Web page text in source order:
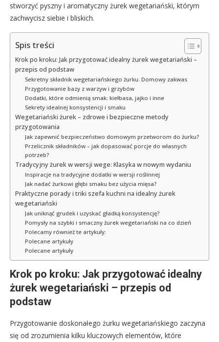
stworzyć pyszny i aromatyczny żurek wegetariański, którym
zachwycisz siebie i bliskich.
Spis treści
Krok po kroku: Jak przygotować idealny żurek wegetariański –
przepis od podstaw
Sekretny składnik wegetariańskiego żurku: Domowy zakwas
Przygotowanie bazy z warzyw i grzybów
Dodatki, które odmienią smak: kiełbasa, jajko i inne
Sekrety idealnej konsystencji i smaku
Wegetariański żurek – zdrowe i bezpieczne metody
przygotowania
Jak zapewnić bezpieczeństwo domowym przetworom do żurku?
Przelicznik składników – jak dopasować porcje do własnych
potrzeb?
Tradycyjny żurek w wersji wege: Klasyka w nowym wydaniu
Inspiracje na tradycyjne dodatki w wersji roślinnej
Jak nadać żurkowi głębi smaku bez użycia mięsa?
Praktyczne porady i triki szefa kuchni na idealny żurek
wegetariański
Jak uniknąć grudek i uzyskać gładką konsystencję?
Pomysły na szybki i smaczny żurek wegetariański na co dzień
Polecamy również te artykuły:
Polecane artykuły
Polecane artykuły
Krok po kroku: Jak przygotować idealny
żurek wegetariański – przepis od
podstaw
Przygotowanie doskonałego żurku wegetariańskiego zaczyna
się od zrozumienia kilku kluczowych elementów, które